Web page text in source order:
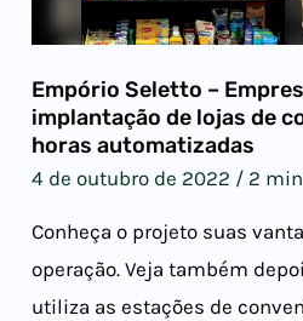
Empório Seletto –
implantação de lojas de
horas automatizadas
4 de outubro de 2022 / 2
Conheça o projeto suas
operação. Veja também
utiliza as estações de